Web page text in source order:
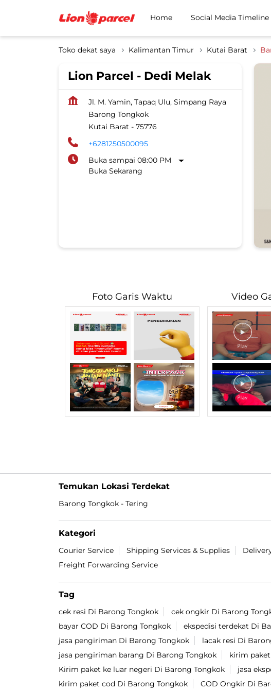
Home Social Media Timeline
Toko dekat saya Kalimantan Timur Kutai Barat
Lion Parcel - Dedi Melak
Jl. M. Yamin, Tapaq Ulu, Simpang Raya
Barong Tongkok
Kutai Barat - 75776
+6281250500095
Buka sampai 08:00 PM
Buka Sekarang
Foto Garis Waktu Video
Temukan Lokasi Terdekat
Barong Tongkok - Tering
Kategori
Courier Service Shipping Services & Supplies
Freight Forwarding Service
Tag
cek resi Di Barong Tongkok cek ongkir Di Barong
bayar COD Di Barong Tongkok
ekspedisi terdekat Di
jasa pengiriman Di Barong Tongkok
lacak resi Di
jasa pengiriman barang Di Barong Tongkok
kirim
Kirim paket ke luar negeri Di Barong Tongkok
jasa
kirim paket cod Di Barong Tongkok
COD Ongkir Di